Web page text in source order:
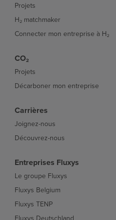
Projets
H₂ matchmaker
Connecter mon entreprise à H₂
CO₂
Projets
Décarboner mon entreprise
Carrières
Joignez-nous
Découvrez-nous
Entreprises Fluxys
Le groupe Fluxys
Fluxys Belgium
Fluxys TENP